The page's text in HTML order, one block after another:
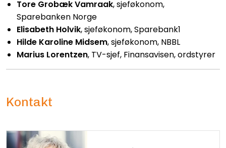
Tore Grobæk Vamraak, sjeføkonom,
Sparebanken Norge
Elisabeth Holvik, sjeføkonom, Sparebank1
Hilde Karoline Midsem, sjeføkonom, NBBL
Marius Lorentzen, TV-sjef, Finansavisen, ordstyrer
Kontakt